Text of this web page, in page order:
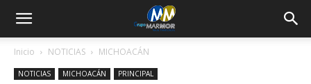
Inicio NOTICIAS MICHOACÁN
NOTICIAS MICHOACÁN PRINCIPAL